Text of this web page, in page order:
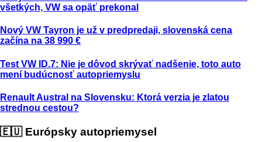
všetkých, VW sa opäť prekonal
Nový VW Tayron je už v predpredaji, slovenská cena
začína na 38 990 €
Test VW ID.7: Nie je dôvod skrývať nadšenie, toto auto
mení budúcnosť autopriemyslu
Renault Austral na Slovensku: Ktorá verzia je zlatou
strednou cestou?
🇪🇺 Európsky autopriemysel